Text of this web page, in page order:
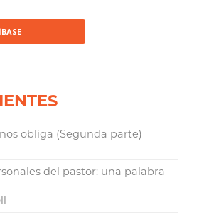
obliga (Segunda parte)
del pastor: una palabra